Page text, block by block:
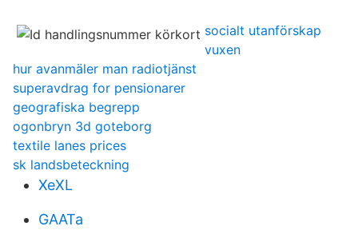
socialt utanförskap
vuxen
hur avanmäler man radiotjänst
superavdrag for pensionarer
geografiska begrepp
ogonbryn 3d goteborg
textile lanes prices
sk landsbeteckning
XeXL
GAATa